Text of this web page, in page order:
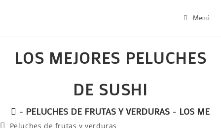
Menú
LOS MEJORES PELUCHES
DE SUSHI
- PELUCHES DE FRUTAS Y VERDURAS - LOS
Peluches de frutas y verduras